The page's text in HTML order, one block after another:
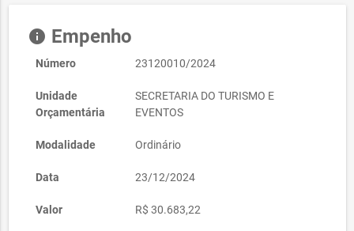
info Empenho
Número 23120010/2024
Unidade
Orçamentária
SECRETARIA DO TURISMO E
EVENTOS
Modalidade Ordinário
Data 23/12/2024
Valor R$ 30.683,22